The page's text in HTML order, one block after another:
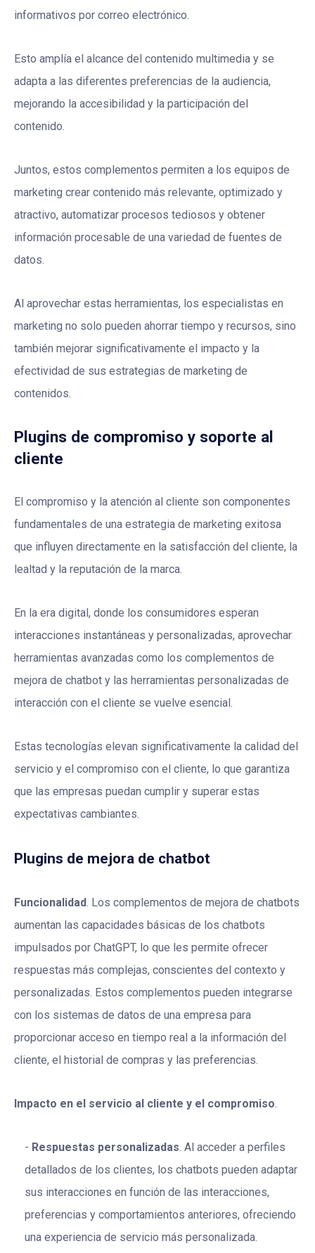
informativos por correo electrónico.
Esto amplía el alcance del contenido multimedia y se
adapta a las diferentes preferencias de la audiencia,
mejorando la accesibilidad y la participación del
contenido.
Juntos, estos complementos permiten a los equipos de
marketing crear contenido más relevante, optimizado y
atractivo, automatizar procesos tediosos y obtener
información procesable de una variedad de fuentes de
datos.
Al aprovechar estas herramientas, los especialistas en
marketing no solo pueden ahorrar tiempo y recursos, sino
también mejorar significativamente el impacto y la
efectividad de sus estrategias de marketing de
contenidos.
Plugins de compromiso y soporte al
cliente
El compromiso y la atención al cliente son componentes
fundamentales de una estrategia de marketing exitosa
que influyen directamente en la satisfacción del cliente, la
lealtad y la reputación de la marca.
En la era digital, donde los consumidores esperan
interacciones instantáneas y personalizadas, aprovechar
herramientas avanzadas como los complementos de
mejora de chatbot y las herramientas personalizadas de
interacción con el cliente se vuelve esencial.
Estas tecnologías elevan significativamente la calidad del
servicio y el compromiso con el cliente, lo que garantiza
que las empresas puedan cumplir y superar estas
expectativas cambiantes.
Plugins de mejora de chatbot
Funcionalidad. Los complementos de mejora de chatbots
aumentan las capacidades básicas de los chatbots
impulsados por ChatGPT, lo que les permite ofrecer
respuestas más complejas, conscientes del contexto y
personalizadas. Estos complementos pueden integrarse
con los sistemas de datos de una empresa para
proporcionar acceso en tiempo real a la información del
cliente, el historial de compras y las preferencias.
Impacto en el servicio al cliente y el compromiso.
Respuestas personalizadas. Al acceder a perfiles
detallados de los clientes, los chatbots pueden adaptar
sus interacciones en función de las interacciones,
preferencias y comportamientos anteriores, ofreciendo
una experiencia de servicio más personalizada.